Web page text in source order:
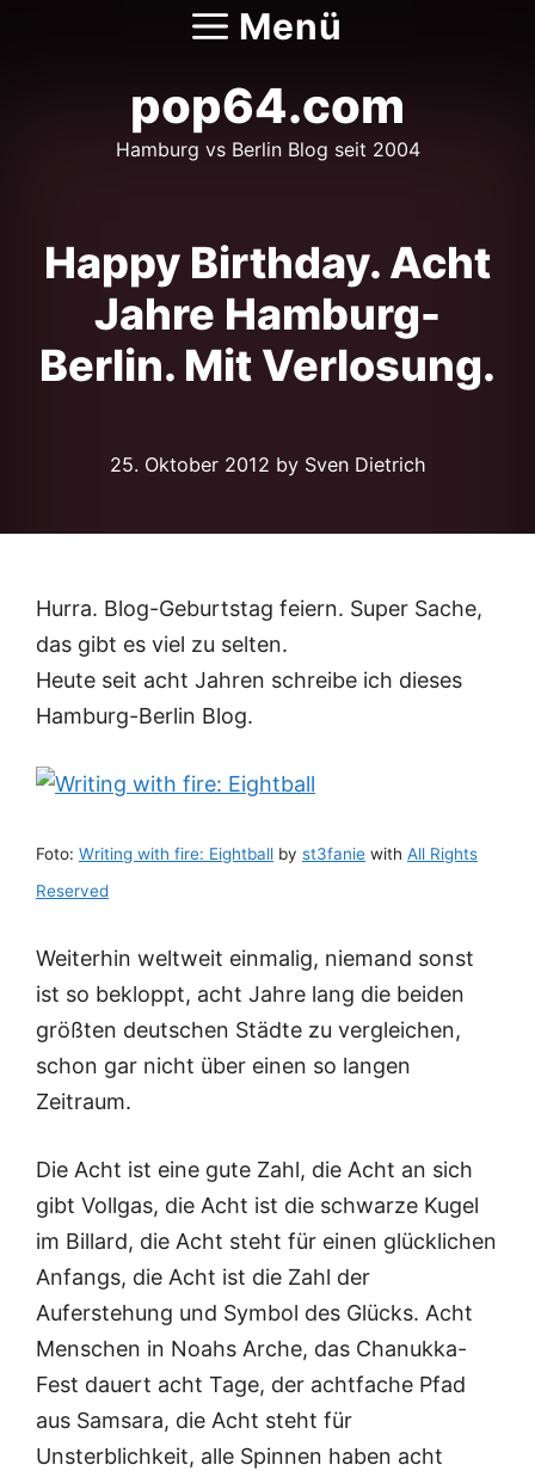
Menü
pop64.com
Hamburg vs Berlin Blog seit 2004
Happy Birthday. Acht
Jahre Hamburg-
Berlin. Mit Verlosung.
25. Oktober 2012 by Sven Dietrich
Hurra. Blog-Geburtstag feiern. Super Sache,
das gibt es viel zu selten.
Heute seit acht Jahren schreibe ich dieses
Hamburg-Berlin Blog.
Foto: Writing with fire: Eightball by st3fanie with All Rights
Reserved
Weiterhin weltweit einmalig, niemand sonst
ist so bekloppt, acht Jahre lang die beiden
größten deutschen Städte zu vergleichen,
schon gar nicht über einen so langen
Zeitraum.
Die Acht ist eine gute Zahl, die Acht an sich
gibt Vollgas, die Acht ist die schwarze Kugel
im Billard, die Acht steht für einen glücklichen
Anfangs, die Acht ist die Zahl der
Auferstehung und Symbol des Glücks. Acht
Menschen in Noahs Arche, das Chanukka-
Fest dauert acht Tage, der achtfache Pfad
aus Samsara, die Acht steht für
Unsterblichkeit, alle Spinnen haben acht